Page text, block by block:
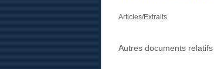
Articles/Extraits
Autres documents